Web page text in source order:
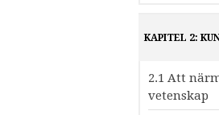
KAPITEL 2:
2.1 Att
vetenskap